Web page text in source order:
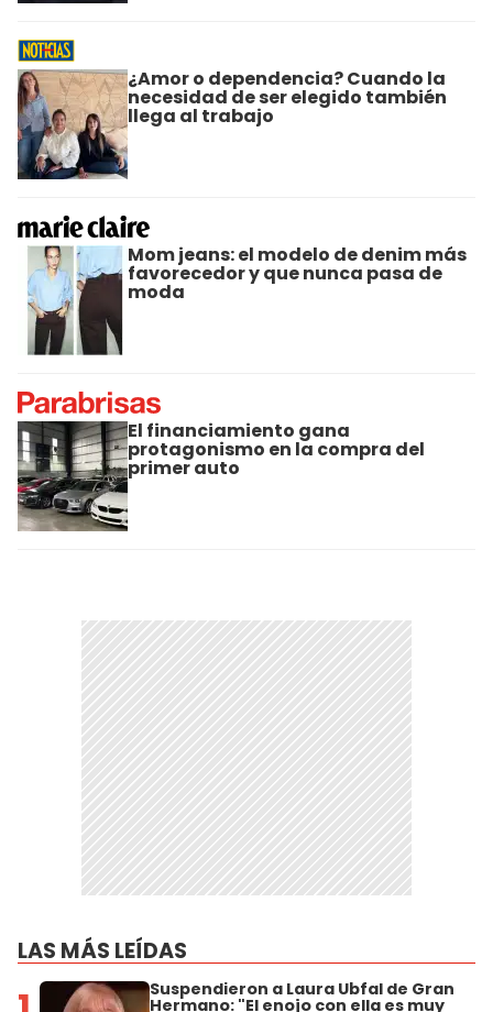
¿Amor o dependencia? Cuando la
necesidad de ser elegido también
llega al trabajo
Mom jeans: el modelo de denim más
favorecedor y que nunca pasa de
moda
El financiamiento gana
protagonismo en la compra del
primer auto
LAS MÁS LEÍDAS
Suspendieron a Laura Ubfal de Gran
Hermano: "El enojo con ella es muy